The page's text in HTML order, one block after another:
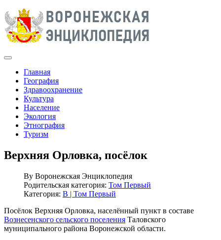
Главная
География
Здравоохранение
Культура
Население
Экология
Этнография
Туризм
Верхняя Орловка, посёлок
By Воронежская Энциклопедия
Родительская категория: Том Первый
Категория: В | Том Первый
Посёлок Верхняя Орловка, населённый пункт в составе
Вознесенского сельского поселения Таловского
муниципального района Воронежской области.